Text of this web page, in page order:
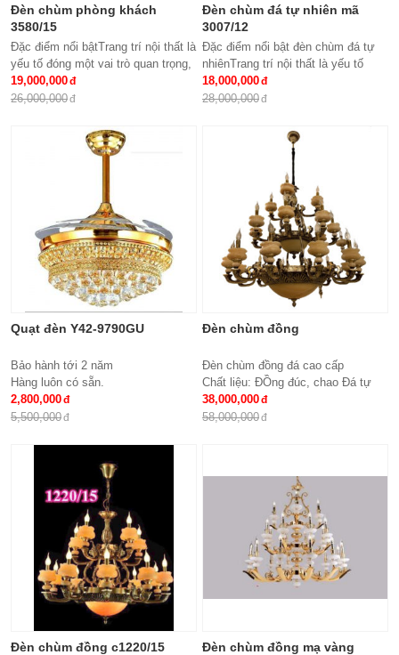
Đèn chùm phòng khách
3580/15
Đặc điểm nổi bậtTrang trí nội thất là
yếu tố đóng một vai trò quan trọng,
đem lại những giá trị thực sự cho
cả căn hộ của gia...
19,000,000
26,000,000
Đèn chùm đá tự nhiên mã
3007/12
Đặc điểm nổi bật đèn chùm đá tự
nhiênTrang trí nội thất là yếu tố
đóng một vai trò quan trọng, đem lại
những giá trị thực sự cho cả...
18,000,000
28,000,000
Quạt đèn Y42-9790GU
Bảo hành tới 2 năm
Hàng luôn có sẵn.
2,800,000
5,500,000
Đèn chùm đồng
Đèn chùm đồng đá cao cấp
Chất liệu: ĐỒng đúc, chao Đá tự
nhiên
Số lượng tay : 24 tay
38,000,000
58,000,000
Đèn chùm đồng c1220/15
Đèn chùm đồng mạ vàng